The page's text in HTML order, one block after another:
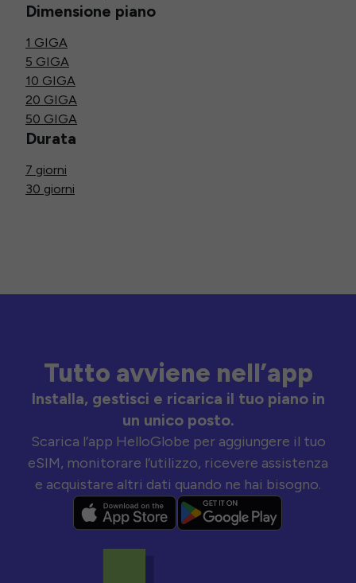
Dimensione piano
1 GIGA
5 GIGA
10 GIGA
20 GIGA
50 GIGA
Durata
7 giorni
30 giorni
Tutto avviene nell’app
Installa, gestisci e ricarica il tuo piano in
un unico posto.
Scarica l’app HelloGlobe per aggiungere il tuo
eSIM, monitorare l’utilizzo, ricevere assistenza
e acquistare altri dati quando ne hai bisogno.